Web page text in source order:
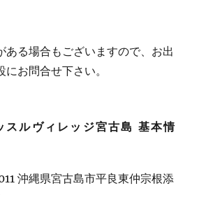
ある場合もございますので、お出
お問合せ下さい。
スルヴィレッジ宮古島 基本情
沖縄県宮古島市平良東仲宗根添